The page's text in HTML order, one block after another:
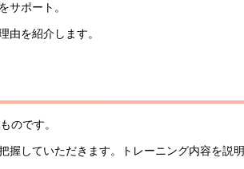
サポート。
由を紹介します。
のです。
握していただきます。トレーニング内容を説明